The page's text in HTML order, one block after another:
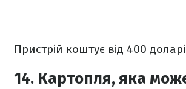
Пристрій коштує від 400
14. Картопля, яка